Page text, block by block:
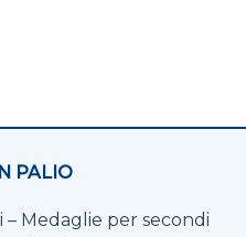
PALIO
– Medaglie per secondi